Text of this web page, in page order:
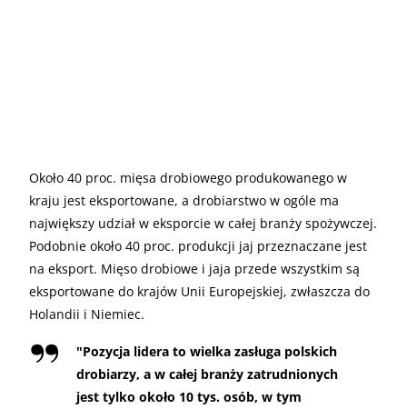
Około 40 proc. mięsa drobiowego produkowanego w
kraju jest eksportowane, a drobiarstwo w ogóle ma
największy udział w eksporcie w całej branży spożywczej.
Podobnie około 40 proc. produkcji jaj przeznaczane jest
na eksport. Mięso drobiowe i jaja przede wszystkim są
eksportowane do krajów Unii Europejskiej, zwłaszcza do
Holandii i Niemiec.
"Pozycja lidera to wielka zasługa polskich
drobiarzy, a w całej branży zatrudnionych
jest tylko około 10 tys. osób, w tym